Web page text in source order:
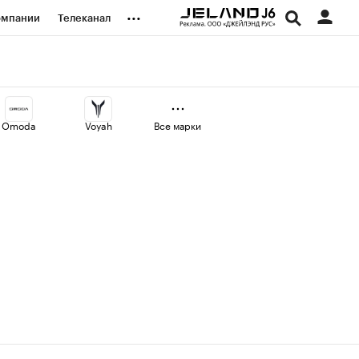
Телеканал ...
Omoda Voyah Все марки